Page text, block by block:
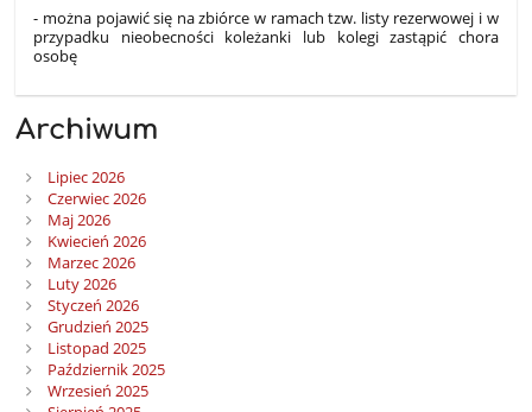
- można pojawić się na zbiórce w ramach tzw. listy rezerwowej i w
przypadku nieobecności koleżanki lub kolegi zastąpić chora
osobę
Archiwum
Lipiec 2026
Czerwiec 2026
Maj 2026
Kwiecień 2026
Marzec 2026
Luty 2026
Styczeń 2026
Grudzień 2025
Listopad 2025
Październik 2025
Wrzesień 2025